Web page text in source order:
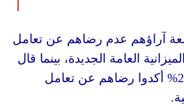
رضاهم عن تعامل
الجديدة، بينما قال
عن تعامل